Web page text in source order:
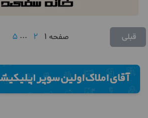
قبلی صفحه 1
2
...
5